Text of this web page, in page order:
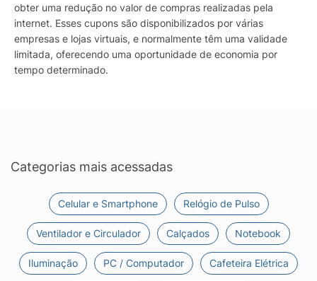
obter uma redução no valor de compras realizadas pela
internet. Esses cupons são disponibilizados por várias
empresas e lojas virtuais, e normalmente têm uma validade
limitada, oferecendo uma oportunidade de economia por
tempo determinado.
Categorias mais acessadas
Celular e Smartphone Relógio de Pulso
Ventilador e Circulador Calçados Notebook
Iluminação PC / Computador Cafeteira Elétrica